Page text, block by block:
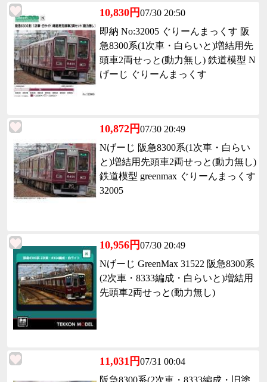
10,830円07/30 20:50
即納 No:32005 ぐりーんまっくす 阪
急8300系(1次車・白らいと)増結用先
頭車2両せっと(動力無し) 鉄道模型 N
げーじ ぐりーんまっくす
10,872円07/30 20:49
Nげーじ 阪急8300系(1次車・白らい
と)増結用先頭車2両せっと(動力無し)
鉄道模型 greenmax ぐりーんまっくす
32005
10,956円07/30 20:49
Nげーじ GreenMax 31522 阪急8300系
(2次車・8333編成・白らいと)増結用
先頭車2両せっと(動力無し)
11,031円07/31 00:04
阪急8300系(2次車・8333編成・旧塗